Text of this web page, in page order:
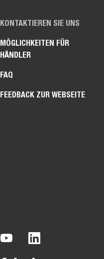
KONTAKTIEREN SIE UNS
MÖGLICHKEITEN FÜR
HÄNDLER
FAQ
FEEDBACK ZUR WEBSEITE